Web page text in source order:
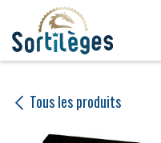
Se rendre au contenu
Tous les produits